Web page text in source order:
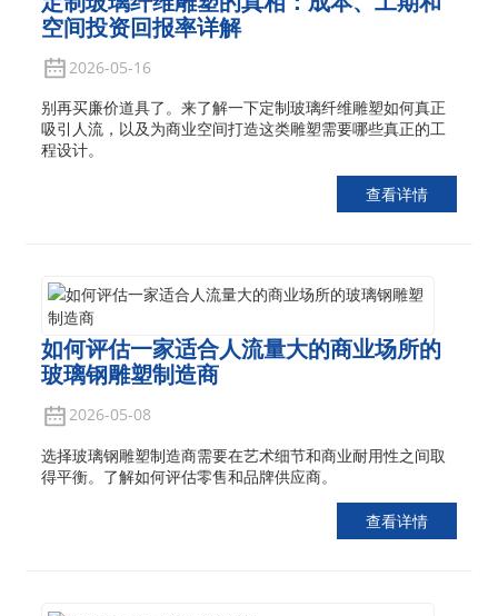
空间投资回报率详解
2026-05-16
别再买廉价道具了。来了解一下定制玻璃纤维雕塑如何真正
吸引人流，以及为商业空间打造这类雕塑需要哪些真正的工
程设计。
查看详情
如何评估一家适合人流量大的商业场所的
玻璃钢雕塑制造商
2026-05-08
选择玻璃钢雕塑制造商需要在艺术细节和商业耐用性之间取
得平衡。了解如何评估零售和品牌供应商。
查看详情